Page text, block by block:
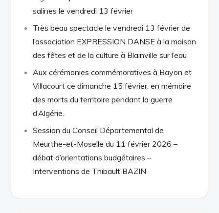
salines le vendredi 13 février
Très beau spectacle le vendredi 13 février de
l’association EXPRESSION DANSE à la maison
des fêtes et de la culture à Blainville sur l’eau
Aux cérémonies commémoratives à Bayon et
Villacourt ce dimanche 15 février, en mémoire
des morts du territoire pendant la guerre
d’Algérie.
Session du Conseil Départemental de
Meurthe-et-Moselle du 11 février 2026 –
débat d’orientations budgétaires –
Interventions de Thibault BAZIN